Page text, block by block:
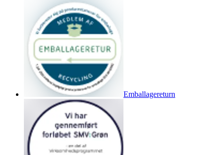
Emballagereturn